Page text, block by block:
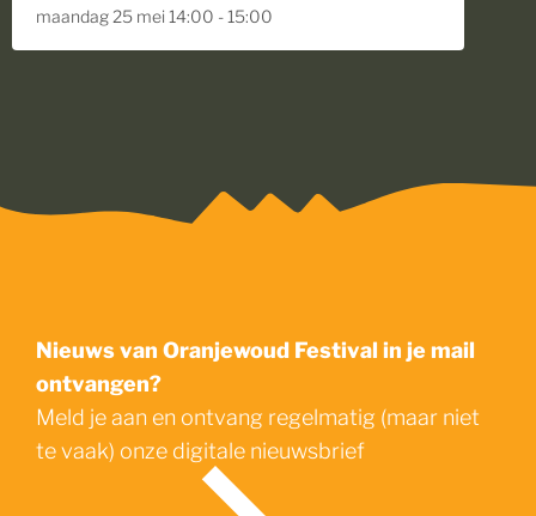
maandag 25 mei 14:00 - 15:00
Nieuws van Oranjewoud Festival in je mail
ontvangen?
Meld je aan en ontvang regelmatig (maar niet
te vaak) onze digitale nieuwsbrief